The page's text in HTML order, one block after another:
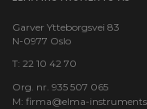
Garver Ytteborgsvei 83
N-0977 Oslo
T: 22 10 42 70
Org. nr. 935 507 065
M: firma@elma-